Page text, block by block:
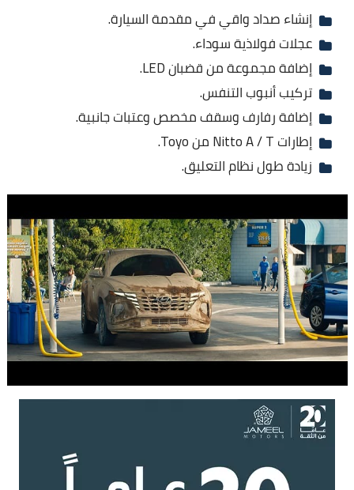
إنشاء صداد واقي في مقدمة السيارة.
عجلات فولاذية سوداء.
إضافة مجموعة من قضبان LED.
تركيب أنبوب التنفس.
إضافة رفارف وسقف مخصص وعتبات جانبية.
إطارات Nitto A / T من Toyo.
زيادة طول نظام التعليق.